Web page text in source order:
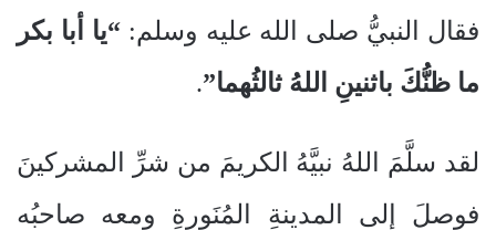
فقال النبيُّ صلى الله عليه وسلم:“يا أبا بكر
ما ظنُّكَ باثنينِ اللهُ ثالثُهما”.
لقد سلَّمَ اللهُ نبيَّهُ الكريمَ من شرِّ المشركينَ
فوصلَ إلى المدينةِ المُنَورةِ ومعه صاحبُه